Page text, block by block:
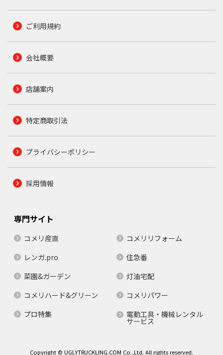
ご利用規約
会社概要
店舗案内
特定商取引法
プライバシーポリシー
採用情報
専門サイト
コメリ産直
コメリリフォーム
レンガ.pro
住急番
菜園&ガーデン
灯油宅配
コメリハード&グリーン
コメリパワー
プロ特集
電動工具・機械レンタル
サービス
Copyright © UGLYTRUCKLING.COM Co.,Ltd. All rights reserved.